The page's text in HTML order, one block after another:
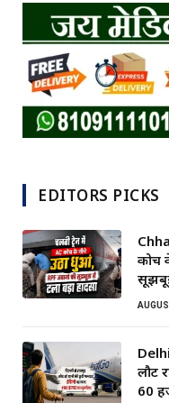
EDITORS PICKS
कोच
लौट
60